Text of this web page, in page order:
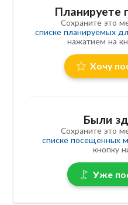
Планируете
Сохраните это
списке планируемых
нажатием на
Хочу
Были
Сохраните это
списке посещенных
кнопку
Уже